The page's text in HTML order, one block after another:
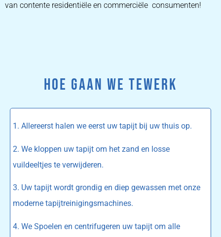
van contente residentiële en commerciële consumenten!
HOE GAAN WE TEWERK
1. Allereerst halen we eerst uw tapijt bij uw thuis op.
2. We kloppen uw tapijt om het zand en losse
vuildeeltjes te verwijderen.
3. Uw tapijt wordt grondig en diep gewassen met onze
moderne tapijtreinigingsmachines.
4. We Spoelen en centrifugeren uw tapijt om alle